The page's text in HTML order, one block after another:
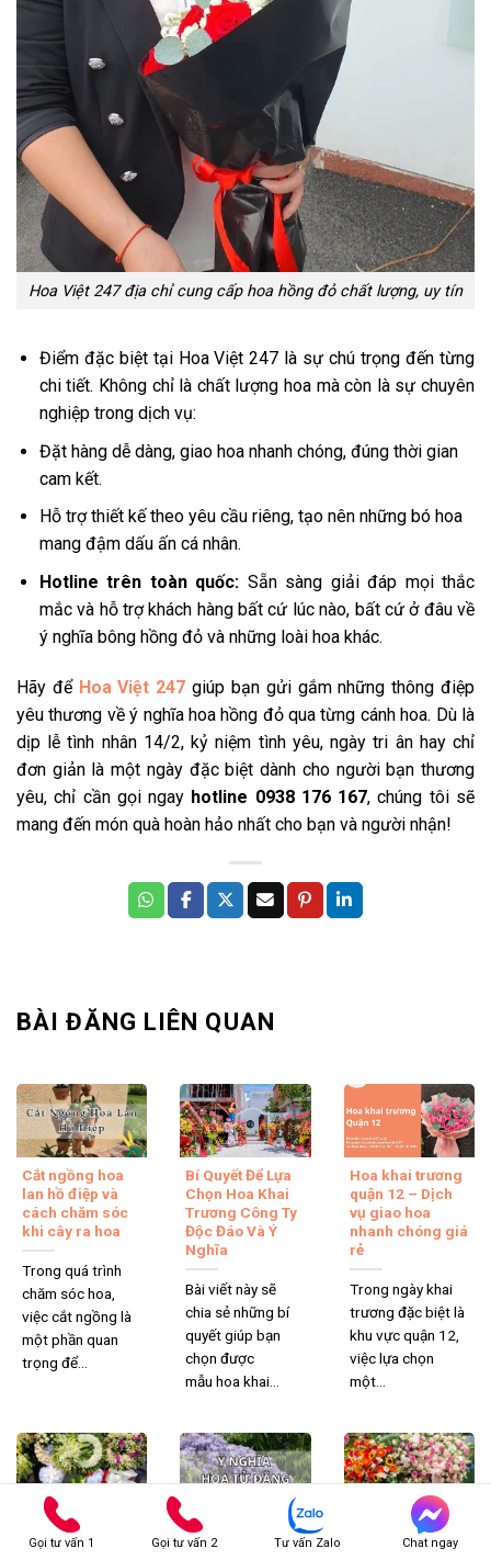
Hoa Việt 247 địa chỉ cung cấp hoa hồng đỏ chất lượng, uy tín
Điểm đặc biệt tại Hoa Việt 247 là sự chú trọng đến từng
chi tiết. Không chỉ là chất lượng hoa mà còn là sự chuyên
nghiệp trong dịch vụ:
Đặt hàng dễ dàng, giao hoa nhanh chóng, đúng thời gian
cam kết.
Hỗ trợ thiết kế theo yêu cầu riêng, tạo nên những bó hoa
mang đậm dấu ấn cá nhân.
Hotline trên toàn quốc: Sẵn sàng giải đáp mọi thắc
mắc và hỗ trợ khách hàng bất cứ lúc nào, bất cứ ở đâu về
ý nghĩa bông hồng đỏ và những loài hoa khác.
Hãy để Hoa Việt 247 giúp bạn gửi gắm những thông điệp
yêu thương về ý nghĩa hoa hồng đỏ qua từng cánh hoa. Dù là
dịp lễ tình nhân 14/2, kỷ niệm tình yêu, ngày tri ân hay chỉ
đơn giản là một ngày đặc biệt dành cho người bạn thương
yêu, chỉ cần gọi ngay hotline 0938 176 167, chúng tôi sẽ
mang đến món quà hoàn hảo nhất cho bạn và người nhận!
BÀI ĐĂNG LIÊN QUAN
Cắt ngồng hoa
lan hồ điệp và
cách chăm sóc
khi cây ra hoa
Trong quá trình
chăm sóc hoa,
việc cắt ngồng là
một phần quan
trọng để...
Bí Quyết Để Lựa
Chọn Hoa Khai
Trương Công Ty
Độc Đáo Và Ý
Nghĩa
Bài viết này sẽ
chia sẻ những bí
quyết giúp bạn
chọn được
mẫu hoa khai...
Hoa khai trương
quận 12 – Dịch
vụ giao hoa
nhanh chóng giá
rẻ
Trong ngày khai
trương đặc biệt là
khu vực quận 12,
việc lựa chọn
một...
Điện Hoa Chia
Buồn Giao
Ý nghĩa hoa tử
đằng là gì? Giải
Tìm Hiểu Ngay Ý
Nghĩa Hoa Khai
Gọi tư vấn 1 Gọi tư vấn 2 Tư vấn Zalo Chat ngay